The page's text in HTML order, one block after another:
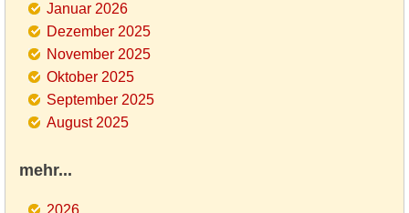
Januar 2026
Dezember 2025
November 2025
Oktober 2025
September 2025
August 2025
mehr...